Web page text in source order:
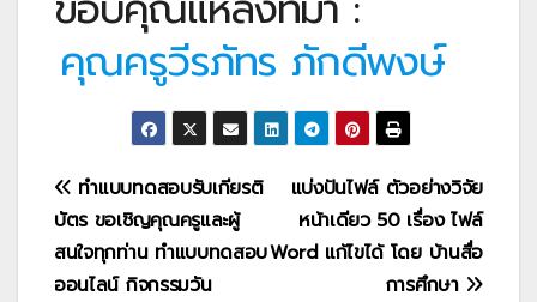
คุณครูวีรภัทร ภักดีพงษ์
แนะแนว
เรื่อง
แบ่งปันไฟล์ ตัวอย่างวิจัย
หน้าเดียว 50 เรื่อง ไฟล์
Word แก้ไขได้ โดย บ้านสื่อ
การศึกษา
ทำแบบทดสอบรับเกียรติ
บัตร ขอเชิญคุณครูและผู้
สนใจทุกท่าน ทำแบบทดสอบ
ออนไลน์ กิจกรรมวัน